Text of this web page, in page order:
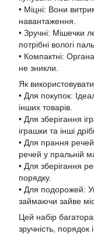
• Міцні: Вони
навантаження.
• Зручні: Мішечки
потрібні вологі
• Компактні:
не зникли.
Як
• Для покупок:
інших товарів.
• Для зберігання
іграшки та інші
• Для прання
речей у пральній
• Для зберігання
порядку.
• Для подорожей:
займаючи зайве
Цей набір
зручність,